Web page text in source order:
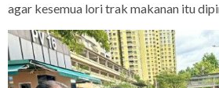
agar kesemua lori trak makanan itu